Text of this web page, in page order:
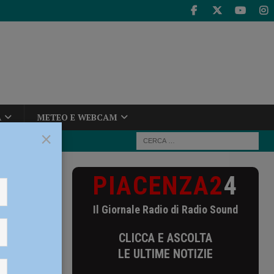
METEO E WEBCAM
nel
PIACENZA24
Il Giornale Radio di Radio Sound
CLICCA E ASCOLTA
LE ULTIME NOTIZIE
×